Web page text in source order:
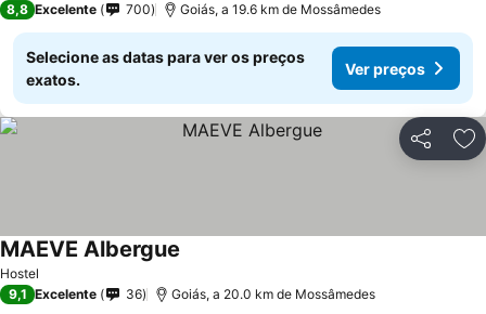
8,8 Excelente 700 Goiás, a 19.6 km de Mossâmedes
Selecione as datas para ver os preços
exatos.
Ver preços
Partilhar
Hostel
MAEVE Albergue
9,1 Excelente 36 Goiás, a 20.0 km de Mossâmedes